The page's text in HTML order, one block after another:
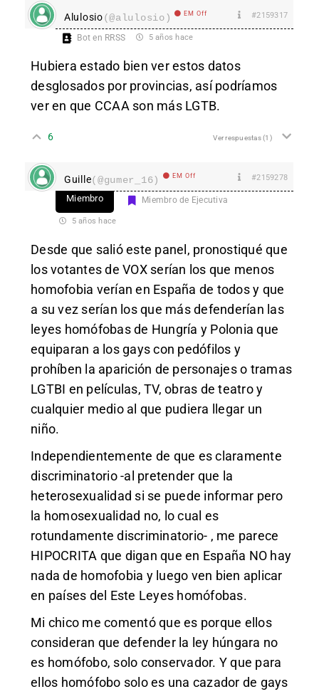
Alulosio(@alulosio) EM Off #2159317
Bot en RRSS 5 años hace
Hubiera estado bien ver estos datos
desglosados por provincias, así podríamos
ver en que CCAA son más LGTB.
6 Ver respuestas(1)
Guille(@gumer_16) EM Off #2159278
Miembro Miembro de Ejecutiva
5 años hace
Desde que salió este panel, pronostiqué que
los votantes de VOX serían los que menos
homofobia verían en España de todos y que
a su vez serían los que más defenderían las
leyes homófobas de Hungría y Polonia que
equiparan a los gays con pedófilos y
prohíben la aparición de personajes o tramas
LGTBI en películas, TV, obras de teatro y
cualquier medio al que pudiera llegar un
niño.
Independientemente de que es claramente
discriminatorio -al pretender que la
heterosexualidad si se puede informar pero
la homosexualidad no, lo cual es
rotundamente discriminatorio- , me parece
HIPOCRITA que digan que en España NO hay
nada de homofobia y luego ven bien aplicar
en países del Este Leyes homófobas.
Mi chico me comentó que es porque ellos
consideran que defender la ley húngara no
es homófobo, solo conservador. Y que para
ellos homófobo solo es una cazador de gays